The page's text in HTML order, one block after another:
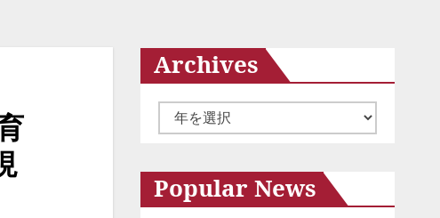
Archives
ー
イ
ブ
Popular News